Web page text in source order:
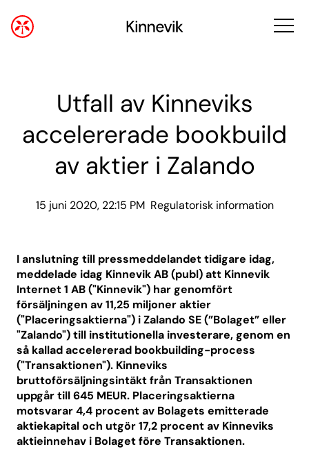
Utfall av Kinneviks
accelererade bookbuild
av aktier i Zalando
15 juni 2020, 22:15 PM Regulatorisk information
I anslutning till pressmeddelandet tidigare idag,
meddelade idag Kinnevik AB (publ) att Kinnevik
Internet 1 AB ("Kinnevik") har genomfört
försäljningen av 11,25 miljoner aktier
("Placeringsaktierna") i Zalando SE (”Bolaget” eller
"Zalando") till institutionella investerare, genom en
så kallad accelererad bookbuilding-process
("Transaktionen"). Kinneviks
bruttoförsäljningsintäkt från Transaktionen
uppgår till 645 MEUR. Placeringsaktierna
motsvarar 4,4 procent av Bolagets emitterade
aktiekapital och utgör 17,2 procent av Kinneviks
aktieinnehav i Bolaget före Transaktionen.